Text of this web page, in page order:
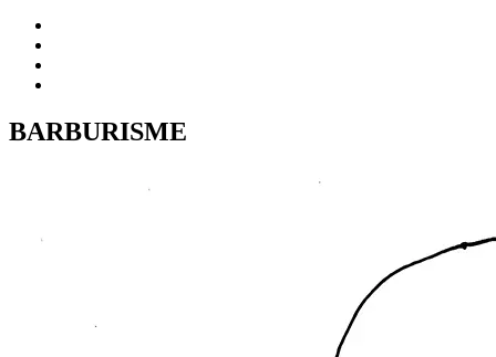
BARBURISME